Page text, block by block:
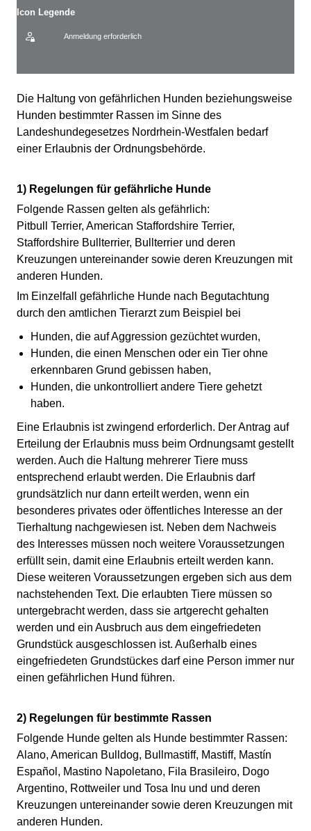
Icon Legende
Anmeldung erforderlich
Beschreibung
Die Haltung von gefährlichen Hunden beziehungsweise
Hunden bestimmter Rassen im Sinne des
Landeshundegesetzes Nordrhein-Westfalen bedarf
einer Erlaubnis der Ordnungsbehörde.
1) Regelungen für gefährliche Hunde
Folgende Rassen gelten als gefährlich:
Pitbull Terrier, American Staffordshire Terrier,
Staffordshire Bullterrier, Bullterrier und deren
Kreuzungen untereinander sowie deren Kreuzungen mit
anderen Hunden.
Im Einzelfall gefährliche Hunde nach Begutachtung
durch den amtlichen Tierarzt zum Beispiel bei
Hunden, die auf Aggression gezüchtet wurden,
Hunden, die einen Menschen oder ein Tier ohne
erkennbaren Grund gebissen haben,
Hunden, die unkontrolliert andere Tiere gehetzt
haben.
Eine Erlaubnis ist zwingend erforderlich. Der Antrag auf
Erteilung der Erlaubnis muss beim Ordnungsamt gestellt
werden. Auch die Haltung mehrerer Tiere muss
entsprechend erlaubt werden. Die Erlaubnis darf
grundsätzlich nur dann erteilt werden, wenn ein
besonderes privates oder öffentliches Interesse an der
Tierhaltung nachgewiesen ist. Neben dem Nachweis
des Interesses müssen noch weitere Voraussetzungen
erfüllt sein, damit eine Erlaubnis erteilt werden kann.
Diese weiteren Voraussetzungen ergeben sich aus dem
nachstehenden Text. Die erlaubten Tiere müssen so
untergebracht werden, dass sie artgerecht gehalten
werden und ein Ausbruch aus dem eingefriedeten
Grundstück ausgeschlossen ist. Außerhalb eines
eingefriedeten Grundstückes darf eine Person immer nur
einen gefährlichen Hund führen.
2) Regelungen für bestimmte Rassen
Folgende Hunde gelten als Hunde bestimmter Rassen:
Alano, American Bulldog, Bullmastiff, Mastiff, Mastín
Español, Mastino Napoletano, Fila Brasileiro, Dogo
Argentino, Rottweiler und Tosa Inu und und deren
Kreuzungen untereinander sowie deren Kreuzungen mit
anderen Hunden.